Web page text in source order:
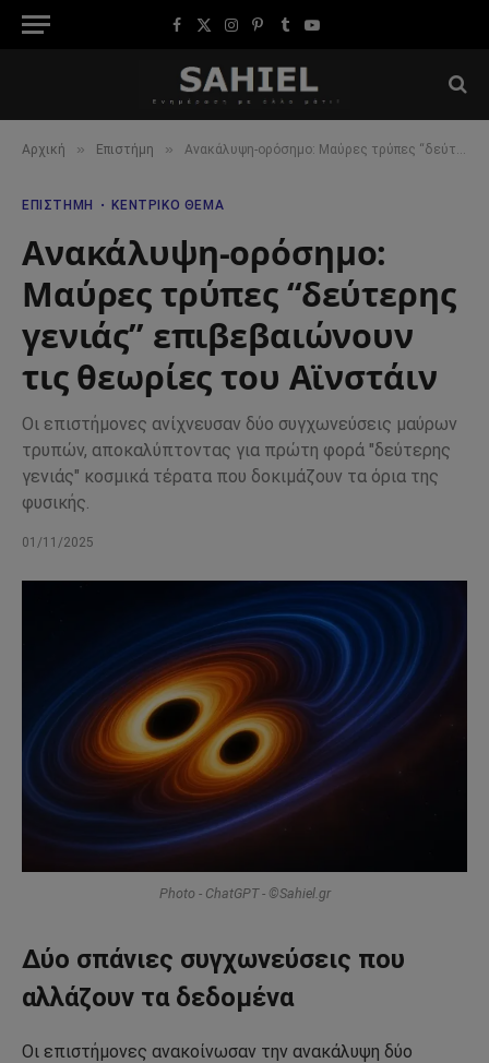
Facebook
X
Instagram
Pinterest
TumblrYouTube
Αρχική » Επιστήμη » Ανακάλυψη-ορόσημο: Μαύρες τρύπες “δεύτερης γενιάς” επιβεβαιώνουν τις θεωρίες του Αϊνστάιν
ΕΠΙΣΤΉΜΗ ΚΕΝΤΡΙΚΌ ΘΈΜΑ
Ανακάλυψη-ορόσημο:
Μαύρες τρύπες “δεύτερης
γενιάς” επιβεβαιώνουν
τις θεωρίες του Αϊνστάιν
Οι επιστήμονες ανίχνευσαν δύο συγχωνεύσεις μαύρων
τρυπών, αποκαλύπτοντας για πρώτη φορά "δεύτερης
γενιάς" κοσμικά τέρατα που δοκιμάζουν τα όρια της
φυσικής.
01/11/2025
Photo - ChatGPT - ©Sahiel.gr
Δύο σπάνιες συγχωνεύσεις που
αλλάζουν τα δεδομένα
Οι επιστήμονες ανακοίνωσαν την ανακάλυψη δύο